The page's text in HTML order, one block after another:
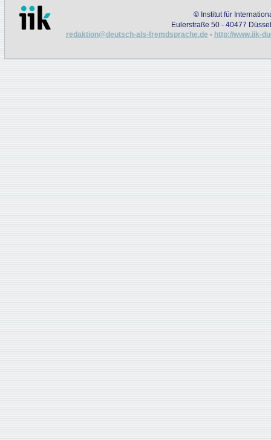
© Institut für
Eulerstraße 50 - 40477
redaktion@deutsch-als-fremdsprache.de - http://www.iik-